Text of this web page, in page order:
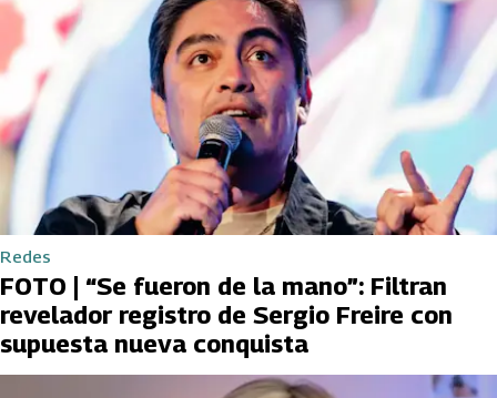
Redes
FOTO | “Se fueron de la mano”: Filtran
revelador registro de Sergio Freire con
supuesta nueva conquista